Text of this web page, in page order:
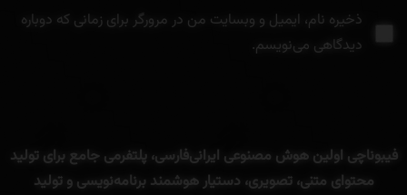
ذخیره نام، ایمیل و وبسایت من در مرورگر برای زمانی که دوباره
دیدگاهی می‌نویسم.
فیبوناچی اولین هوش مصنوعی ایرانیفارسی، پلتفرمی جامع برای تولید
محتوای متنی، تصویری، دستیارهوشمند برنامه‌نویسی و تولید